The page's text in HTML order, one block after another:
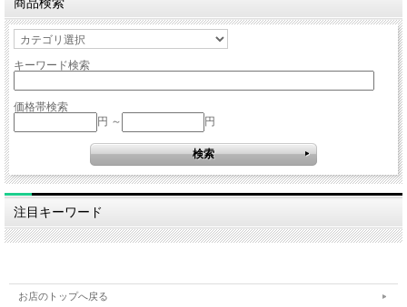
キーワード検索
価格帯検索
円 ～
円
注目キーワード
お店のトップへ戻る